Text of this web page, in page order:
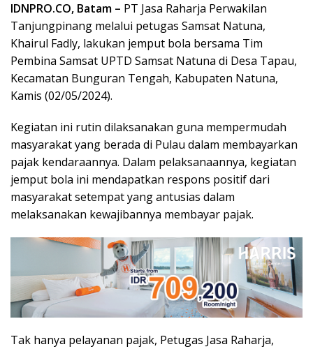
IDNPRO.CO, Batam – PT Jasa Raharja Perwakilan
Tanjungpinang melalui petugas Samsat Natuna,
Khairul Fadly, lakukan jemput bola bersama Tim
Pembina Samsat UPTD Samsat Natuna di Desa Tapau,
Kecamatan Bunguran Tengah, Kabupaten Natuna,
Kamis (02/05/2024).
Kegiatan ini rutin dilaksanakan guna mempermudah
masyarakat yang berada di Pulau dalam membayarkan
pajak kendaraannya. Dalam pelaksanaannya, kegiatan
jemput bola ini mendapatkan respons positif dari
masyarakat setempat yang antusias dalam
melaksanakan kewajibannya membayar pajak.
Tak hanya pelayanan pajak, Petugas Jasa Raharja,